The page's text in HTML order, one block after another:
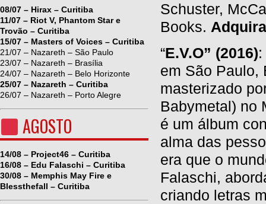
08/07 – Hirax – Curitiba
11/07 – Riot V, Phantom Star e
Trovão – Curitiba
15/07 – Masters of Voices – Curitiba
21/07 – Nazareth – São Paulo
23/07 – Nazareth – Brasília
24/07 – Nazareth – Belo Horizonte
25/07 – Nazareth – Curitiba
26/07 – Nazareth – Porto Alegre
AGOSTO
14/08 – Project46 – Curitiba
16/08 – Edu Falaschi – Curitiba
30/08 – Memphis May Fire e
Blessthefall – Curitiba
Schuster,
Books.
“E.V.O” (2016)
em São Paulo,
masterizado
Babymetal) no
é um álbum
alma das
era que o
Falaschi,
criando letras